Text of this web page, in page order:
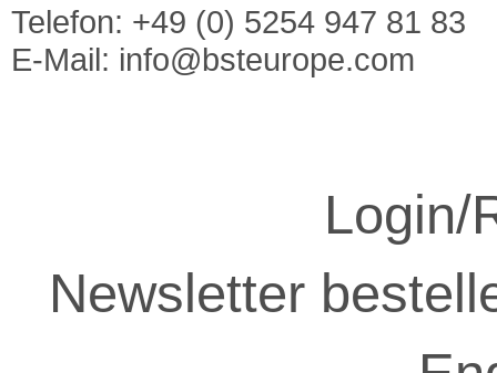
Telefon: +49 (0) 5254 947 81 83
E-Mail: info@bsteurope.com
Login/
Newsletter